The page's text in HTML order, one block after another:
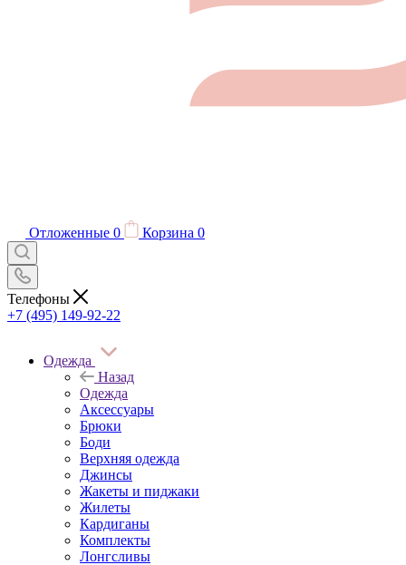
Отложенные 0 Корзина 0
Телефоны
+7 (495) 149-92-22
Одежда
Назад
Одежда
Аксессуары
Брюки
Боди
Верхняя одежда
Джинсы
Жакеты и пиджаки
Жилеты
Кардиганы
Комплекты
Лонгсливы